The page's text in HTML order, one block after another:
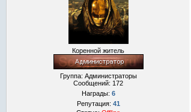
Коренной житель
Группа: Администраторы
Сообщений: 172
Награды: 6
Репутация: 41